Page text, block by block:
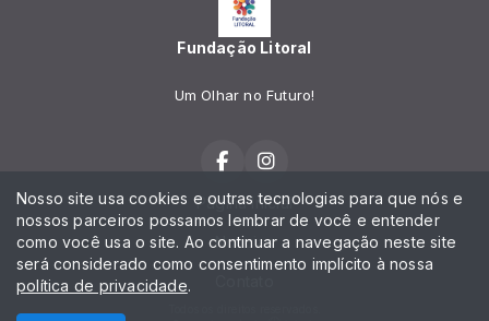
Fundação Litoral
Um Olhar no Futuro!
Página Inicial
Notícias
Nosso site usa cookies e outras tecnologias para que nós e
nossos parceiros possamos lembrar de você e entender
como você usa o site. Ao continuar a navegação neste site
será considerado como consentimento implícito à nossa
política de privacidade.